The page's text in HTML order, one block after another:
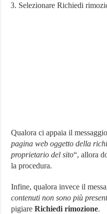
Selezionare Richiedi
Qualora ci appaia il
pagina web oggetto della
proprietario del sito“, allora
la procedura.
Infine, qualora invece il
contenuti non sono più
pigiareRichiedi rimozione.